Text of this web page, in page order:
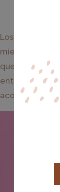
Los
mientras
que les
entre objetos.
acompañar